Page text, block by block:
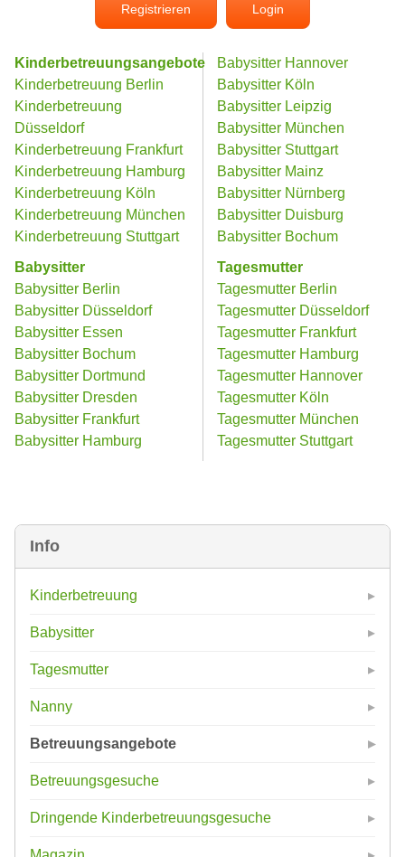
Info
Kinderbetreuung
Babysitter
Tagesmutter
Nanny
Betreuungsangebote
Betreuungsgesuche
Dringende Kinderbetreuungsgesuche
Registrieren Login
Kinderbetreuungsangebote
Kinderbetreuung Berlin
Kinderbetreuung
Düsseldorf
Kinderbetreuung Frankfurt
Kinderbetreuung Hamburg
Kinderbetreuung Köln
Kinderbetreuung München
Kinderbetreuung Stuttgart
Babysitter
Babysitter Berlin
Babysitter Düsseldorf
Babysitter Essen
Babysitter Bochum
Babysitter Dortmund
Babysitter Dresden
Babysitter Frankfurt
Babysitter Hamburg
Babysitter Hannover
Babysitter Köln
Babysitter Leipzig
Babysitter München
Babysitter Stuttgart
Babysitter Mainz
Babysitter Nürnberg
Babysitter Duisburg
Babysitter Bochum
Tagesmutter
Tagesmutter Berlin
Tagesmutter Düsseldorf
Tagesmutter Frankfurt
Tagesmutter Hamburg
Tagesmutter Hannover
Tagesmutter Köln
Tagesmutter München
Tagesmutter Stuttgart